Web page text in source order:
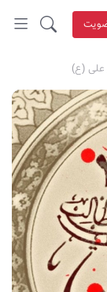
علی (ع)